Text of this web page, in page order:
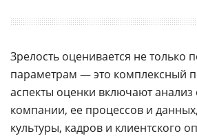
Зрелость оценивается не только
параметрам — это комплексный
аспекты оценки включают анализ
компании, ее процессов и
культуры, кадров и клиентского